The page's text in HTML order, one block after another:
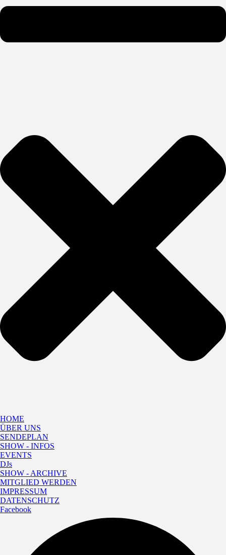
HOME
ÜBER UNS
SENDEPLAN
SHOW - INFOS
EVENTS
DJs
SHOW - ARCHIVE
MITGLIED WERDEN
IMPRESSUM
DATENSCHUTZ
Facebook